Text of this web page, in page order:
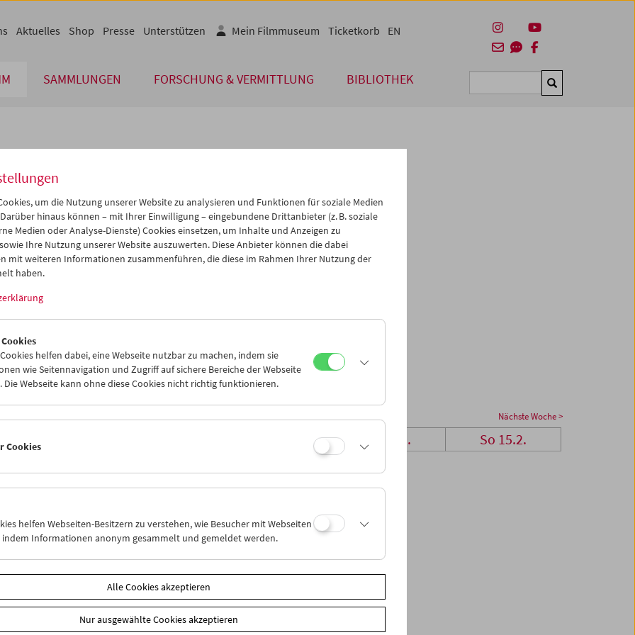
SAMMLUNGEN FORSCHUNG & VERMITTLUNG BIBLIOTHEK Suchen
Aktuelles Shop Presse Unterstützen Mein Filmmuseum Ticketkorb EN
Feb 2015 >>
Mi Do Fr Sa So
28 29 30 31
01
04 05 06 07
08
11 12
18 19
04
iCalender
Programmheft-PDF
English language or subtitles
Nächste Woche >
Mi 11.2. Sa 14.2. So 15.2.
um die Nutzung unserer Website zu analysieren und Funktionen für soziale Medien
hinaus können – mit Ihrer Einwilligung – eingebundene Drittanbieter (z. B. soziale
Medien oder Analyse-Dienste) Cookies einsetzen, um Inhalte und Anzeigen zu
Ihre Nutzung unserer Website auszuwerten. Diese Anbieter können die dabei
mit weiteren Informationen zusammenführen, die diese im Rahmen Ihrer Nutzung der
haben.
helfen dabei, eine Webseite nutzbar zu machen, indem sie
wie Seitennavigation und Zugriff auf sichere Bereiche der Webseite
Die Webseite kann ohne diese Cookies nicht richtig funktionieren.
Cookies
helfen Webseiten-Besitzern zu verstehen, wie Besucher mit Webseiten
indem Informationen anonym gesammelt und gemeldet werden.
Alle Cookies akzeptieren
Nur ausgewählte Cookies akzeptieren